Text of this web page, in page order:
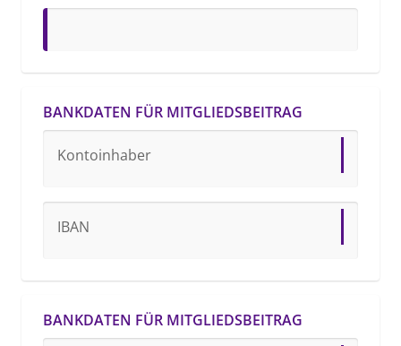
BANKDATEN FÜR MITGLIEDSBEITRAG
Kontoinhaber
IBAN
BANKDATEN FÜR MITGLIEDSBEITRAG